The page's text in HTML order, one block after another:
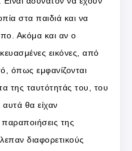
στα παιδιά και να
Ακόμα και αν ο
εικόνες, από
όπως εμφανίζονται
της ταυτότητάς του, του
θα είχαν
παραποιήσεις της
διαφορετικούς